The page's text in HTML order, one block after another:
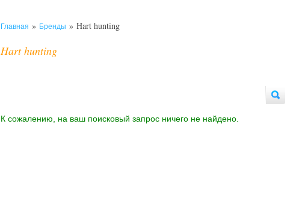
Главная » Бренды » Hart hunting
Hart hunting
К сожалению, на ваш поисковый запрос ничего не найдено.